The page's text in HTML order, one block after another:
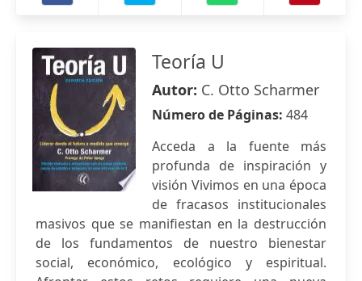
Teoría U
Autor: C. Otto Scharmer
Número de Páginas: 484
Acceda a la fuente más
profunda de inspiración y
visión Vivimos en una época
de fracasos institucionales
masivos que se manifiestan en la destrucción
de los fundamentos de nuestro bienestar
social, económico, ecológico y espiritual.